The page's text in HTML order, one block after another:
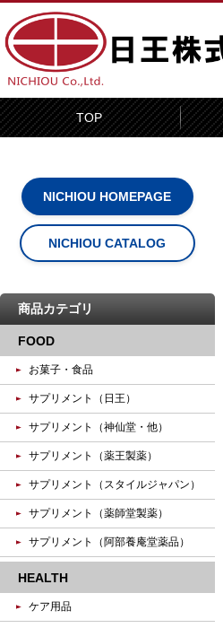
TOP
NICHIOU HOMEPAGE
NICHIOU CATALOG
商品カテゴリ
FOOD
お菓子・食品
サプリメント（日王）
サプリメント（神仙堂・他）
サプリメント（薬王製薬）
サプリメント（スタイルジャパン）
サプリメント（薬師堂製薬）
サプリメント（阿部養庵堂薬品）
HEALTH
ケア用品